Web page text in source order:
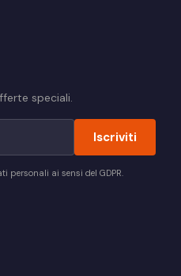
speciali.
Iscriviti
personali ai sensi del GDPR.